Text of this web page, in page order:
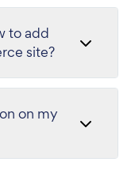
to add
site?
on my